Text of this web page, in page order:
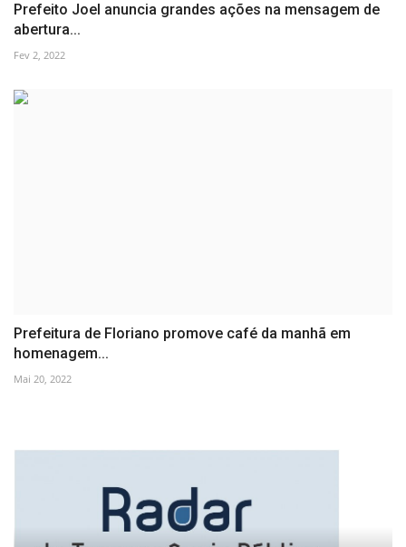
Prefeito Joel anuncia grandes ações na mensagem de
abertura...
Fev 2, 2022
Prefeitura de Floriano promove café da manhã em
homenagem...
Mai 20, 2022